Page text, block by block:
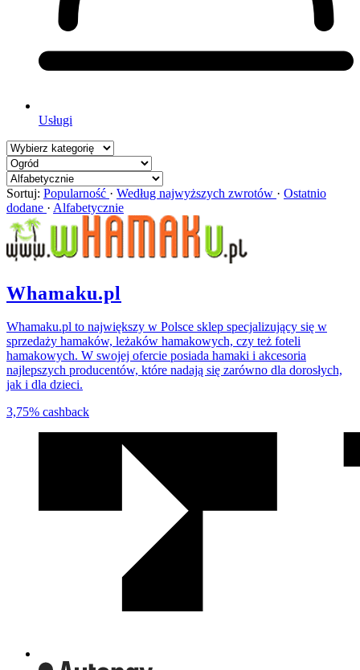
Usługi
Sortuj: Popularność · Według najwyższych zwrotów · Ostatnio
dodane · Alfabetycznie
Whamaku.pl
Whamaku.pl to największy w Polsce sklep specjalizujący się w
sprzedaży hamaków, leżaków hamakowych, czy też foteli
hamakowych. W swojej ofercie posiada hamaki i akcesoria
najlepszych producentów, które nadają się zarówno dla dorosłych,
jak i dla dzieci.
3,75% cashback